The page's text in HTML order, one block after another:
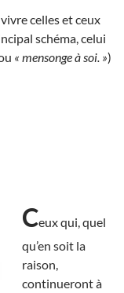
celles et ceux
schéma, celui
« mensonge à soi. »)
Ceux qui, quel
qu’en soit la
raison,
continueront à